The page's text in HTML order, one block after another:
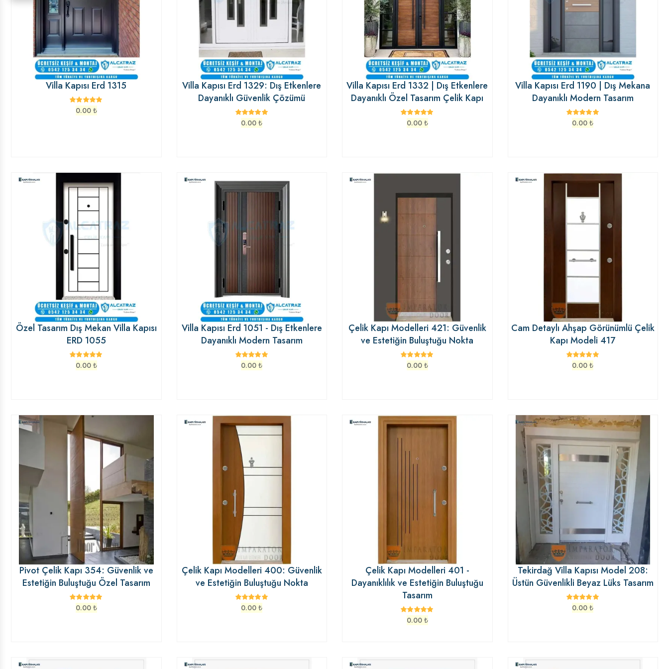
Villa Kapısı Erd 1315
0.00 ₺
Villa Kapısı Erd 1329: Dış Etkenlere
Dayanıklı Güvenlik Çözümü
0.00 ₺
Villa Kapısı Erd 1332 | Dış Etkenlere
Dayanıklı Özel Tasarım Çelik Kapı
0.00 ₺
Villa Kapısı Erd 1190 | Dış Mekana
Dayanıklı Modern Tasarım
0.00 ₺
Özel Tasarım Dış Mekan Villa Kapısı
ERD 1055
0.00 ₺
Villa Kapısı Erd 1051 - Dış Etkenlere
Dayanıklı Modern Tasarım
0.00 ₺
Çelik Kapı Modelleri 421: Güvenlik
ve Estetiğin Buluştuğu Nokta
0.00 ₺
Cam Detaylı Ahşap Görünümlü Çelik
Kapı Modeli 417
0.00 ₺
Pivot Çelik Kapı 354: Güvenlik ve
Estetiğin Buluştuğu Özel Tasarım
0.00 ₺
Çelik Kapı Modelleri 400: Güvenlik
ve Estetiğin Buluştuğu Nokta
0.00 ₺
Çelik Kapı Modelleri 401 -
Dayanıklılık ve Estetiğin Buluştuğu
Tasarım
0.00 ₺
Tekirdağ Villa Kapısı Model 208:
Üstün Güvenlikli Beyaz Lüks Tasarım
0.00 ₺